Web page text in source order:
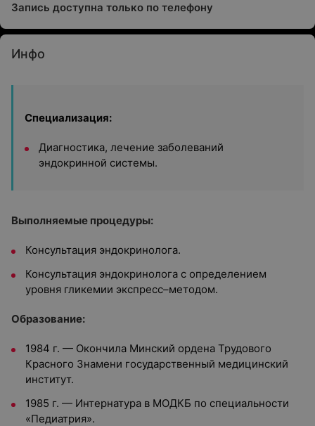
Запись доступна только по телефону
Инфо
Специализация:
Диагностика, лечение заболеваний
эндокринной системы.
Выполняемые процедуры:
Консультация эндокринолога.
Консультация эндокринолога с определением
уровня гликемии экспресс–методом.
Образование:
1984 г. — Окончила Минский ордена Трудового
Красного Знамени государственный медицинский
институт.
1985 г. — Интернатура в МОДКБ по специальности
«Педиатрия».